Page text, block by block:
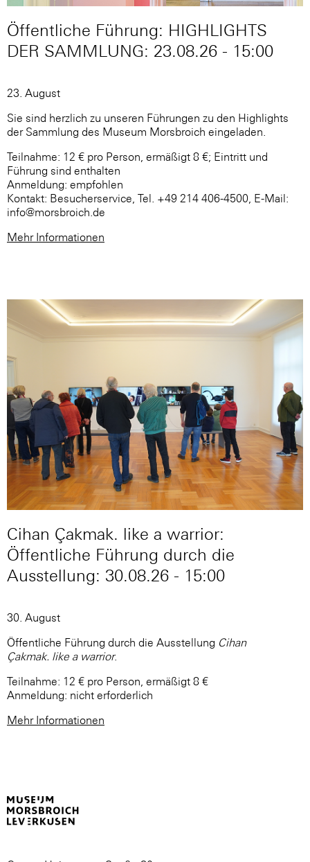
Öffentliche Führung: HIGHLIGHTS
DER SAMMLUNG: 23.08.26 - 15:00
23. August
Sie sind herzlich zu unseren Führungen zu den Highlights
der Sammlung des Museum Morsbroich eingeladen.
Teilnahme: 12 € pro Person, ermäßigt 8 €; Eintritt und
Führung sind enthalten
Anmeldung: empfohlen
Kontakt: Besucherservice, Tel. +49 214 406-4500, E-Mail:
info@morsbroich.de
Mehr Informationen
Cihan Çakmak. like a warrior:
Öffentliche Führung durch die
Ausstellung: 30.08.26 - 15:00
30. August
Öffentliche Führung durch die Ausstellung Cihan
Çakmak. like a warrior.
Teilnahme: 12 € pro Person, ermäßigt 8 €
Anmeldung: nicht erforderlich
Mehr Informationen